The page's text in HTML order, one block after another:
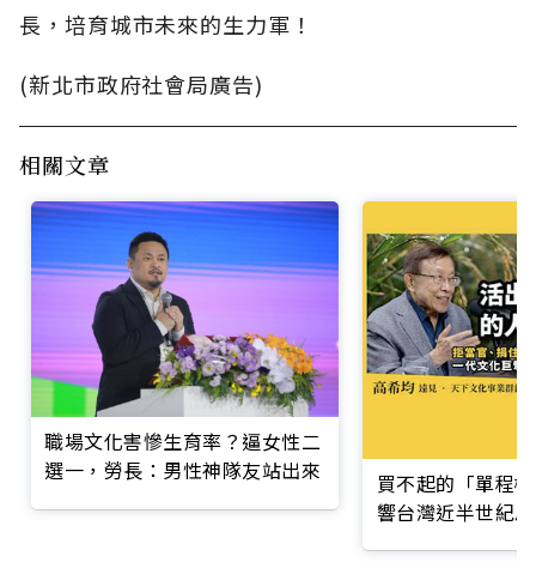
長，培育城市未來的生力軍！
(新北市政府社會局廣告)
相關文章
職場文化害慘生育率？逼女性二
選一，勞長：男性神隊友站出來
買不起的「單程
響台灣近半世紀